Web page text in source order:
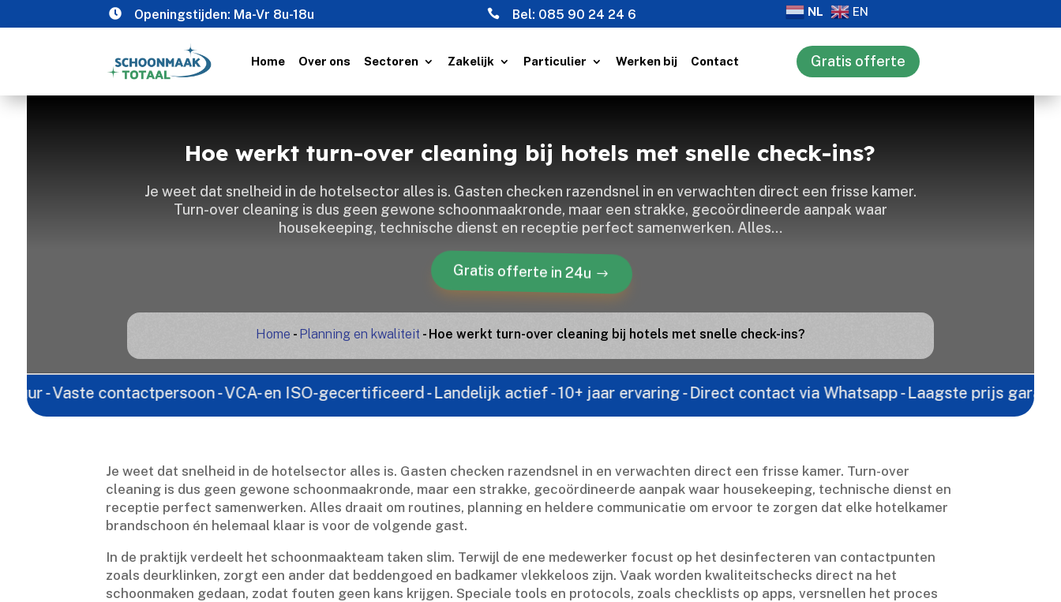
 Openingstijden: Ma-Vr 8u-18u  Bel: 085 90 24 24 6 NL EN
Home Over ons Sectoren Zakelijk Particulier Werken bij Contact Gratis offerte
Hoe werkt turn-over cleaning bij hotels met snelle check-ins?
Je weet dat snelheid in de hotelsector alles is.​ Gasten checken razendsnel in en verwachten direct een frisse kamer.​
Turn-over cleaning is dus geen gewone schoonmaakronde, maar een strakke, gecoördineerde aanpak waar
housekeeping, technische dienst en receptie perfect samenwerken.​ Alles…
Gratis offerte in 24u
Home - Planning en kwaliteit - Hoe werkt turn-over cleaning bij hotels met snelle check-ins?
contactpersoon - VCA- en ISO-gecertificeerd - Landelijk actief - 10+ jaar ervaring - Direct contact via Whatsapp - Laagste prijs garantie -
Je weet dat snelheid in de hotelsector alles is.​ Gasten checken razendsnel in en verwachten direct een frisse kamer.​ Turn-over
cleaning is dus geen gewone schoonmaakronde, maar een strakke, gecoördineerde aanpak waar housekeeping, technische dienst en
receptie perfect samenwerken.​ Alles draait om routines, planning en heldere communicatie om ervoor te zorgen dat elke hotelkamer
brandschoon én helemaal klaar is voor de volgende gast.​
In de praktijk verdeelt het schoonmaakteam taken slim.​ Terwijl de ene medewerker focust op het desinfecteren van contactpunten
zoals deurklinken, zorgt een ander dat beddengoed en badkamer vlekkeloos zijn.​ Vaak worden kwaliteitschecks direct na het
schoonmaken gedaan, zodat fouten geen kans krijgen.​ Speciale tools en protocols, zoals checklists op apps, versnellen het proces